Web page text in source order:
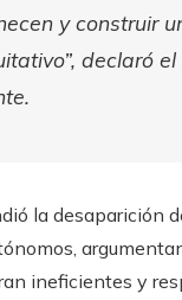
y construir
declaró el
la desaparición
ineficientes y